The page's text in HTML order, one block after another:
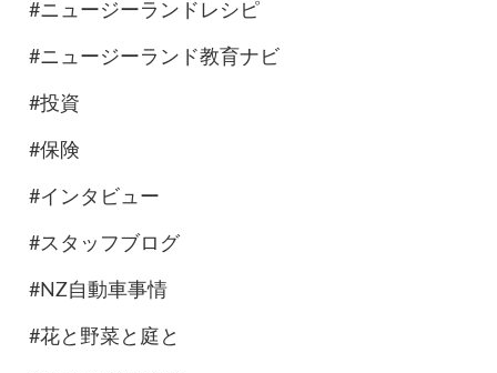
#ニュージーランドレシピ
#ニュージーランド教育ナビ
#投資
#保険
#インタビュー
#スタッフブログ
#NZ自動車事情
#花と野菜と庭と